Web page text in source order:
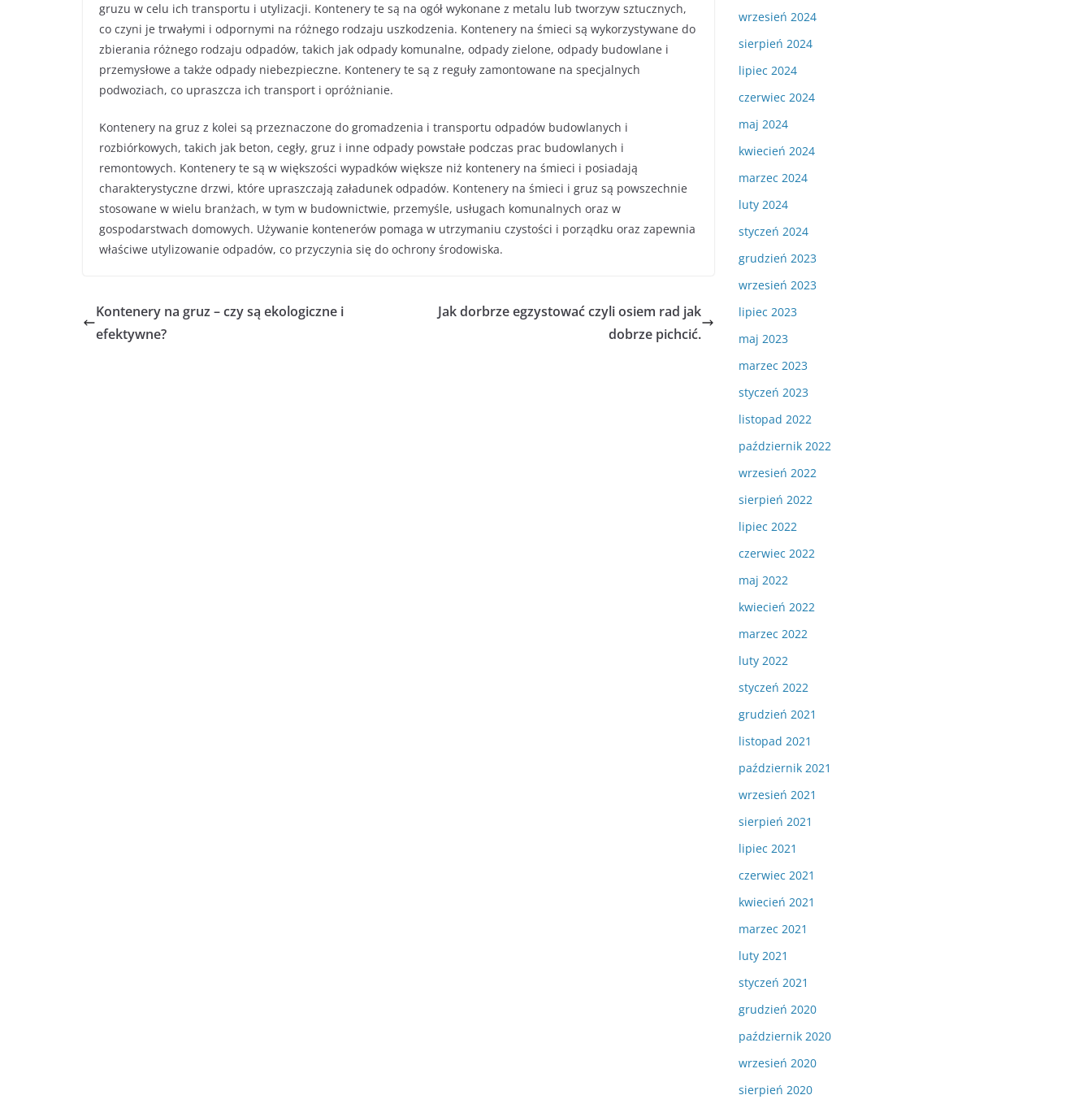
gruzu w celu ich transportu i utylizacji. Kontenery te są na ogół wykonane z metalu lub tworzyw sztucznych,
co czyni je trwałymi i odpornymi na różnego rodzaju uszkodzenia. Kontenery na śmieci są wykorzystywane do
zbierania różnego rodzaju odpadów, takich jak odpady komunalne, odpady zielone, odpady budowlane i
przemysłowe a także odpady niebezpieczne. Kontenery te są z reguły zamontowane na specjalnych
podwoziach, co upraszcza ich transport i opróżnianie.
Kontenery na gruz z kolei są przeznaczone do gromadzenia i transportu odpadów budowlanych i
rozbiórkowych, takich jak beton, cegły, gruz i inne odpady powstałe podczas prac budowlanych i
remontowych. Kontenery te są w większości wypadków większe niż kontenery na śmieci i posiadają
charakterystyczne drzwi, które upraszczają załadunek odpadów. Kontenery na śmieci i gruz są powszechnie
stosowane w wielu branżach, w tym w budownictwie, przemyśle, usługach komunalnych oraz w
gospodarstwach domowych. Używanie kontenerów pomaga w utrzymaniu czystości i porządku oraz zapewnia
właściwe utylizowanie odpadów, co przyczynia się do ochrony środowiska.
Kontenery na gruz – czy są ekologiczne i
efektywne?
Jak dorbrze egzystować czyli osiem rad jak
dobrze pichcić.
wrzesień 2024
sierpień 2024
lipiec 2024
czerwiec 2024
maj 2024
kwiecień 2024
marzec 2024
luty 2024
styczeń 2024
grudzień 2023
wrzesień 2023
lipiec 2023
maj 2023
marzec 2023
styczeń 2023
listopad 2022
październik 2022
wrzesień 2022
sierpień 2022
lipiec 2022
czerwiec 2022
maj 2022
kwiecień 2022
marzec 2022
luty 2022
styczeń 2022
grudzień 2021
listopad 2021
październik 2021
wrzesień 2021
sierpień 2021
lipiec 2021
czerwiec 2021
kwiecień 2021
marzec 2021
luty 2021
styczeń 2021
grudzień 2020
październik 2020
wrzesień 2020
sierpień 2020